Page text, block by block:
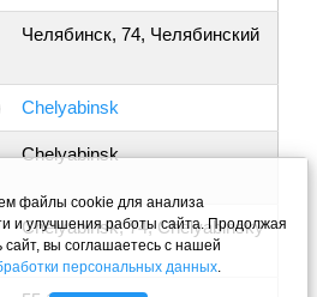
Челябинск, 74, Челябинский
Chelyabinsk
Chelyabinsk
Chelyabinsk, 74, Chelyabinsky
файлы cookie для анализа
и улучшения работы сайта. Продолжая
сайт, вы соглашаетесь с нашей
персональных данных.